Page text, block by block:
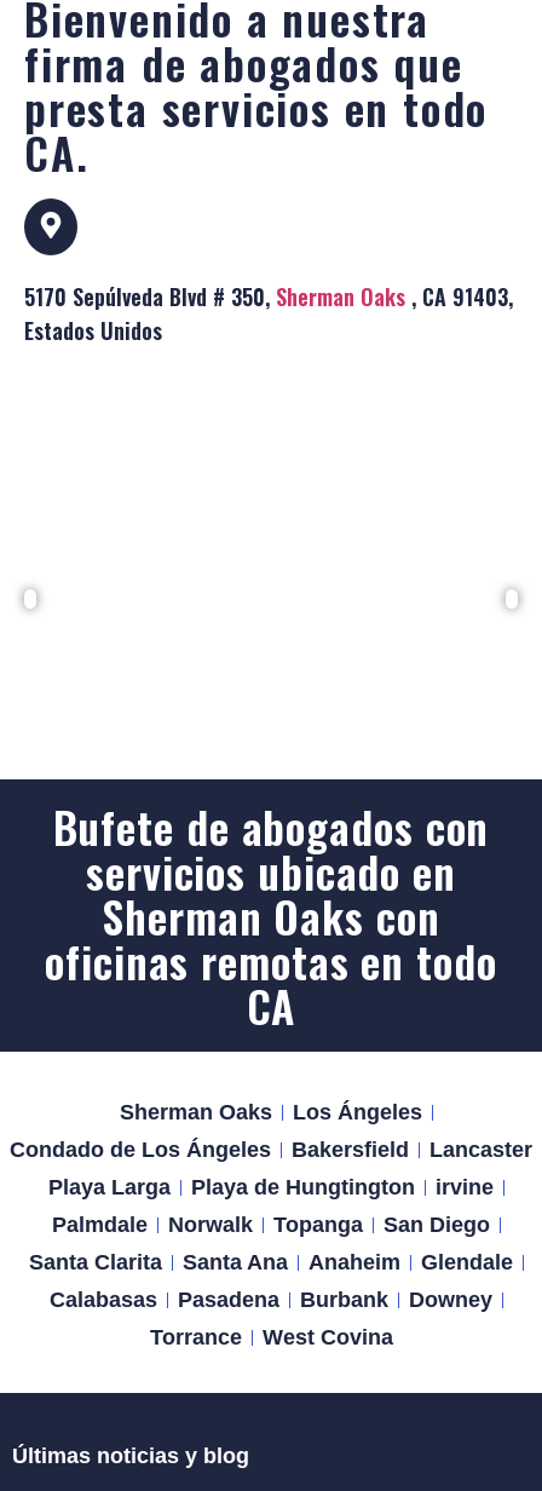
Bienvenido a nuestra
firma de abogados que
presta servicios en todo
CA.
5170 Sepúlveda Blvd # 350, Sherman Oaks , CA 91403,
Estados Unidos
Bufete de abogados con
servicios ubicado en
Sherman Oaks con
oficinas remotas en todo
CA
Sherman Oaks
Los Ángeles
Condado de Los Ángeles
Bakersfield
Lancaster
Playa Larga
Playa de Hungtington
irvine
Palmdale
Norwalk Topanga
San Diego
Santa Clarita
Santa Ana Anaheim
Glendale
Calabasas
Pasadena Burbank
Downey
Torrance
West Covina
Últimas noticias y blog